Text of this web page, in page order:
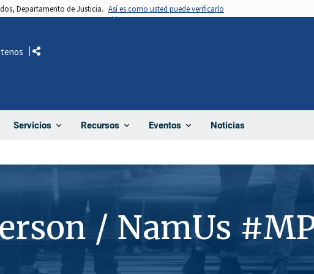
Departamento de Justicia. Así es como usted puede verificarlo
Servicios Recursos Eventos Noticias
Comparte
/ NamUs